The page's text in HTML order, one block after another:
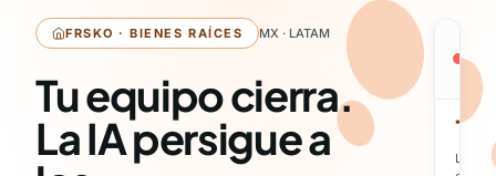
FRSKO · BIENES RAÍCES MX · LATAM
Tu equipo cierra.
La IA persigue a
Leads